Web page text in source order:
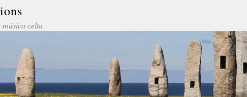
celta